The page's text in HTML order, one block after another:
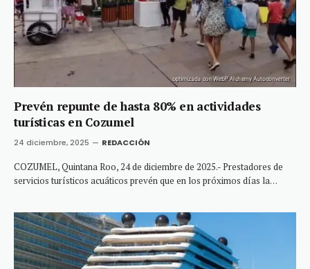
Prevén repunte de hasta 80% en actividades
turísticas en Cozumel
24 diciembre, 2025 REDACCIÓN
COZUMEL, Quintana Roo, 24 de diciembre de 2025.- Prestadores de
servicios turísticos acuáticos prevén que en los próximos días la…